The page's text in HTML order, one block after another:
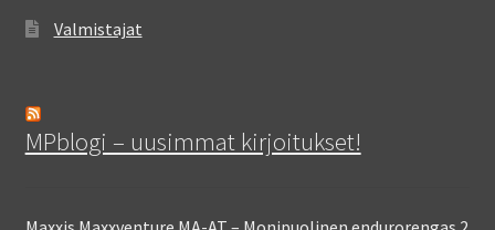
Valmistajat
MPblogi – uusimmat kirjoitukset!